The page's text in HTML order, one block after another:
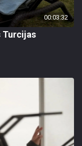
00:03:32
Turcijas